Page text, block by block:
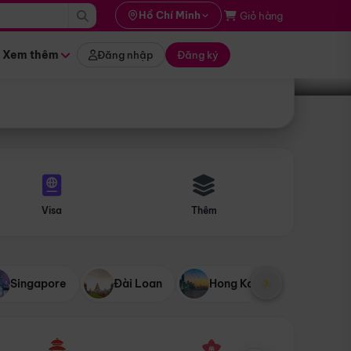
Hồ Chí Minh Giỏ hàng
Xem thêm Đăng nhập Đăng ký
Tìm tour
Visa Thêm
Singapore Đài Loan Hong Kong